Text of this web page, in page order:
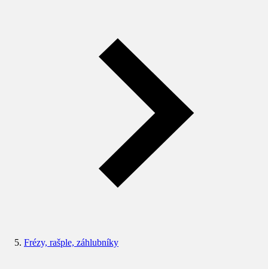
Frézy, rašple, záhlubníky